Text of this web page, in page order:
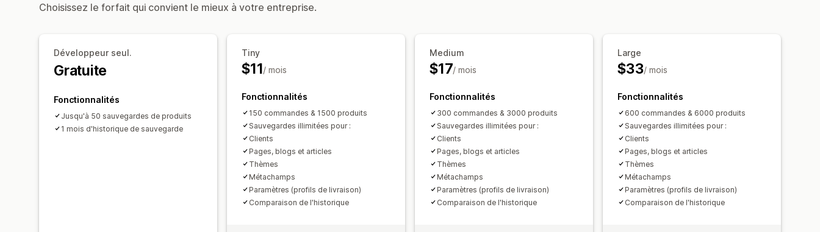
Choisissez le forfait qui convient le mieux à votre entreprise.
Développeur seul.
Gratuite
Fonctionnalités
Jusqu'à 50 sauvegardes de produits
1 mois d'historique de sauvegarde
Tiny
$11/ mois
Fonctionnalités
150 commandes & 1500 produits
Sauvegardes illimitées pour :
Clients
Pages, blogs et articles
Thèmes
Métachamps
Paramètres (profils de livraison)
Comparaison de l'historique
Medium
$17/ mois
Fonctionnalités
300 commandes & 3000 produits
Sauvegardes illimitées pour :
Clients
Pages, blogs et articles
Thèmes
Métachamps
Paramètres (profils de livraison)
Comparaison de l'historique
Large
$33/ mois
Fonctionnalités
600 commandes & 6000 produits
Sauvegardes illimitées pour :
Clients
Pages, blogs et articles
Thèmes
Métachamps
Paramètres (profils de livraison)
Comparaison de l'historique